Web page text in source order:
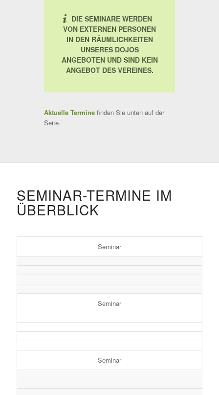
DIE SEMINARE WERDEN
VON EXTERNEN PERSONEN
IN DEN RÄUMLICHKEITEN
UNSERES DOJOS
ANGEBOTEN UND SIND KEIN
ANGEBOT DES VEREINES.
Aktuelle Termine finden Sie unten auf der
Seite.
SEMINAR-TERMINE IM
ÜBERBLICK
Seminar
Seminar
Seminar